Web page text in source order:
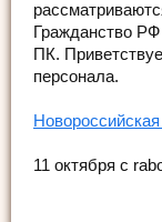
Гражданство
ПК.
персонала.
11 октября c